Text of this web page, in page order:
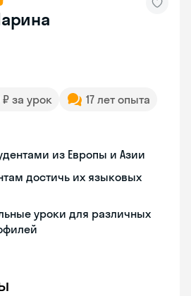
₽ за урок
17 лет опыта
из Европы и Азии
достичь их языковых
уроки для различных